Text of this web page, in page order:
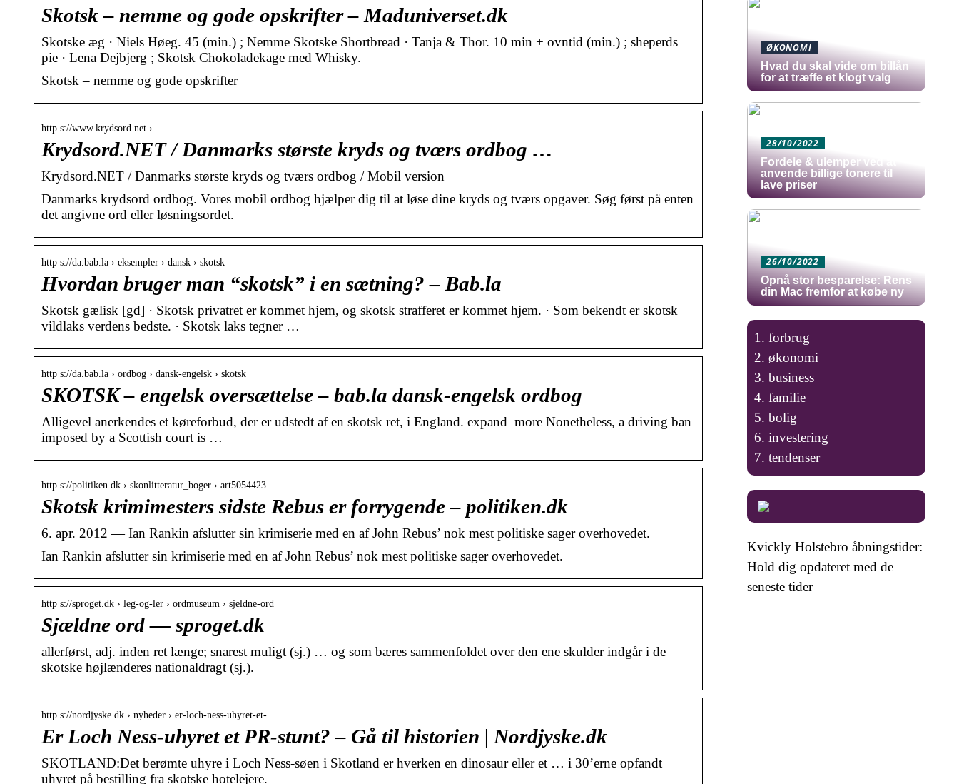
Skotsk – nemme og gode opskrifter – Maduniverset.dk
Skotske æg · Niels Høeg. 45 (min.) ; Nemme Skotske Shortbread · Tanja & Thor. 10 min + ovntid (min.) ; sheperds
pie · Lena Dejbjerg ; Skotsk Chokoladekage med Whisky.
Skotsk – nemme og gode opskrifter
http s://www.krydsord.net › …
Krydsord.NET / Danmarks største kryds og tværs ordbog …
Krydsord.NET / Danmarks største kryds og tværs ordbog / Mobil version
Danmarks krydsord ordbog. Vores mobil ordbog hjælper dig til at løse dine kryds og tværs opgaver. Søg først på enten
det angivne ord eller løsningsordet.
http s://da.bab.la › eksempler › dansk › skotsk
Hvordan bruger man “skotsk” i en sætning? – Bab.la
Skotsk gælisk [gd] · Skotsk privatret er kommet hjem, og skotsk strafferet er kommet hjem. · Som bekendt er skotsk
vildlaks verdens bedste. · Skotsk laks tegner …
http s://da.bab.la › ordbog › dansk-engelsk › skotsk
SKOTSK – engelsk oversættelse – bab.la dansk-engelsk ordbog
Alligevel anerkendes et køreforbud, der er udstedt af en skotsk ret, i England. expand_more Nonetheless, a driving ban
imposed by a Scottish court is …
http s://politiken.dk › skonlitteratur_boger › art5054423
Skotsk krimimesters sidste Rebus er forrygende – politiken.dk
6. apr. 2012 — Ian Rankin afslutter sin krimiserie med en af John Rebus’ nok mest politiske sager overhovedet.
Ian Rankin afslutter sin krimiserie med en af John Rebus’ nok mest politiske sager overhovedet.
http s://sproget.dk › leg-og-ler › ordmuseum › sjeldne-ord
Sjældne ord — sproget.dk
allerførst, adj. inden ret længe; snarest muligt (sj.) … og som bæres sammenfoldet over den ene skulder indgår i de
skotske højlænderes nationaldragt (sj.).
http s://nordjyske.dk › nyheder › er-loch-ness-uhyret-et-…
Er Loch Ness-uhyret et PR-stunt? – Gå til historien | Nordjyske.dk
SKOTLAND:Det berømte uhyre i Loch Ness-søen i Skotland er hverken en dinosaur eller et … i 30’erne opfandt
uhyret på bestilling fra skotske hotelejere.
ØKONOMI
Hvad du skal vide om billån
for at træffe et klogt valg
28/10/2022
Fordele & ulemper ved at
anvende billige tonere til
lave priser
26/10/2022
Opnå stor besparelse: Rens
din Mac fremfor at købe ny
forbrug
økonomi
business
familie
bolig
investering
tendenser
Kvickly Holstebro åbningstider:
Hold dig opdateret med de
seneste tider